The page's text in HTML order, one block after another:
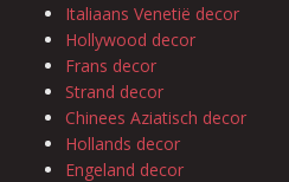
Italiaans Venetië decor
Hollywood decor
Frans decor
Strand decor
Chinees Aziatisch decor
Hollands decor
Engeland decor